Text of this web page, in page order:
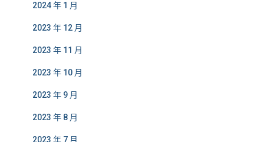
2024 年 1 月
2023 年 12 月
2023 年 11 月
2023 年 10 月
2023 年 9 月
2023 年 8 月
2023 年 7 月